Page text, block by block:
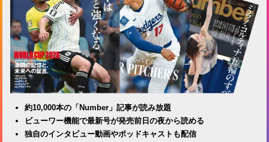
約10,000本の「Number」記事が読み放題
ビューワー機能で最新号が発売前日の夜から読める
独自のインタビュー動画やポッドキャストも配信